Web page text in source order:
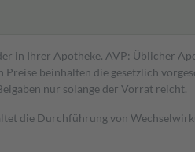
in Ihrer Apotheke. AVP: Üblicher
beinhalten die gesetzlich
nur solange der Vorrat reicht.
die Durchführung von